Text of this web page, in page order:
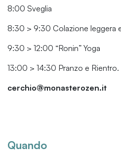
8:00 Sveglia
8:30 > 9:30 Colazione leggera
9:30 > 12:00 “Ronin” Yoga
13:00 > 14:30 Pranzo e Rientro.
cerchio@monasterozen.it
Quando